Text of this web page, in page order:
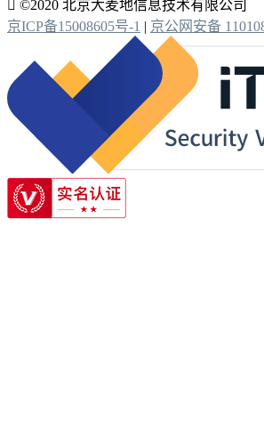
 ©2020 北京大麦地信息技术有限公司
京ICP备15008605号-1 | 京公网安备